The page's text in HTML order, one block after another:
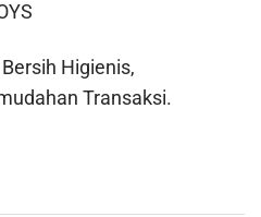
Higienis,
Transaksi.